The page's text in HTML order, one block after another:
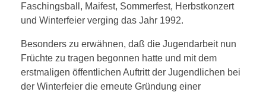
Faschingsball, Maifest, Sommerfest, Herbstkonzert
und Winterfeier verging das Jahr 1992.
Besonders zu erwähnen, daß die Jugendarbeit nun
Früchte zu tragen begonnen hatte und mit dem
erstmaligen öffentlichen Auftritt der Jugendlichen bei
der Winterfeier die erneute Gründung einer